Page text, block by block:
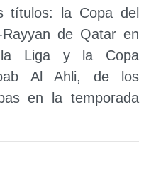
títulos: la Copa del
de Qatar en
Liga y la Copa
Al Ahli, de los
en la temporada